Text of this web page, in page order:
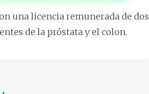
una licencia remunerada de dos
de la próstata y el colon.